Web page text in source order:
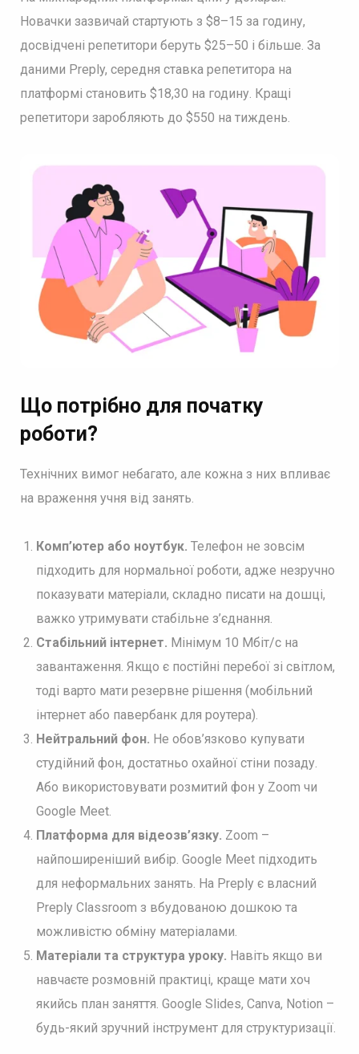
Новачки зазвичай стартують з $8–15 за годину,
досвідчені репетитори беруть $25–50 і більше. За
даними Preply, середня ставка репетитора на
платформі становить $18,30 на годину. Кращі
репетитори заробляють до $550 на тиждень.
Що потрібно для початку
роботи?
Технічних вимог небагато, але кожна з них впливає
на враження учня від занять.
Комп’ютер або ноутбук. Телефон не зовсім
підходить для нормальної роботи, адже незручно
показувати матеріали, складно писати на дошці,
важко утримувати стабільне з’єднання.
Стабільний інтернет. Мінімум 10 Мбіт/с на
завантаження. Якщо є постійні перебої зі світлом,
тоді варто мати резервне рішення (мобільний
інтернет або павербанк для роутера).
Нейтральний фон. Не обов’язково купувати
студійний фон, достатньо охайної стіни позаду.
Або використовувати розмитий фон у Zoom чи
Google Meet.
Платформа для відеозв’язку. Zoom –
найпоширеніший вибір. Google Meet підходить
для неформальних занять. На Preply є власний
Preply Classroom з вбудованою дошкою та
можливістю обміну матеріалами.
Матеріали та структура уроку. Навіть якщо ви
навчаєте розмовній практиці, краще мати хоч
якийсь план заняття. Google Slides, Canva, Notion –
будь-який зручний інструмент для структуризації.